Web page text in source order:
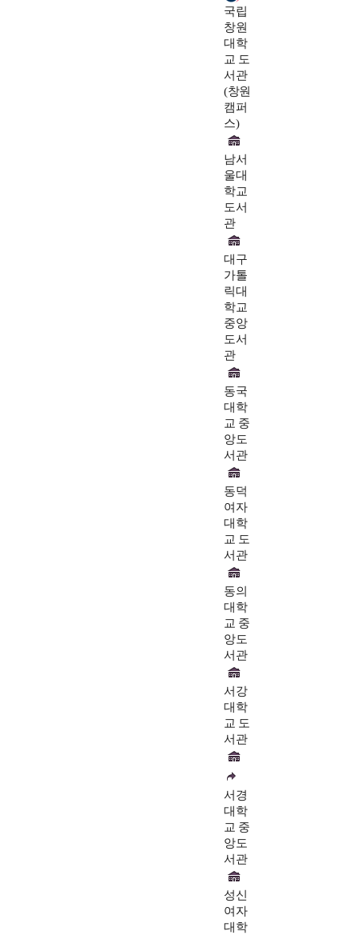
국립
창원
대학
교 도
서관
(창원
캠퍼
스)
남서
울대
학교
도서
관
대구
가톨
릭대
학교
중앙
도서
관
동국
대학
교 중
앙도
서관
동덕
여자
대학
교 도
서관
동의
대학
교 중
앙도
서관
서강
대학
교 도
서관
서경
대학
교 중
앙도
서관
성신
여자
대학